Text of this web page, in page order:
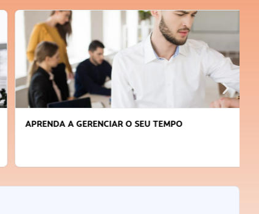
APRENDA A GERENCIAR O SEU TEMPO